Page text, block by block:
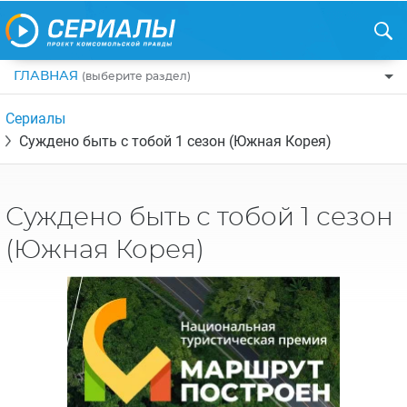
ГЛАВНАЯ (выберите раздел)
ПО ЖАНРАМ
КОМЕДИИ
УЖАСЫ
БОЕВИКИ
ТРИЛЛЕРЫ
ФЭНТЕЗИ
ДЕТЕКТИВЫ
КРИМИНАЛ
ПО СТРАНАМ
РОССИЯ
АНГЛИЯ
УКРАИНА
НА ВЫХОДНЫЕ
НОВОСТИ
ИНТЕРЕСНО
НОВОСТИ ТУРЕЦКИХ СЕРИАЛОВ
АЗИАТСКИЕ СЕРИАЛЫ
ИНТЕРВЬЮ
Сериалы
Суждено быть с тобой 1 сезон (Южная Корея)
Суждено быть с тобой 1 сезон
(Южная Корея)